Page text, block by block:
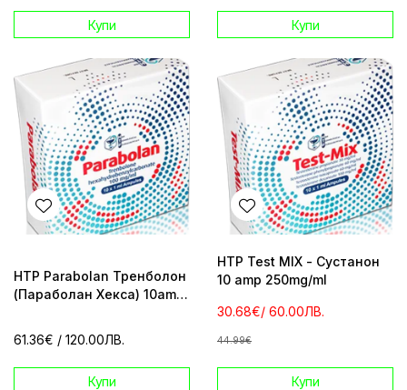
Купи Купи
HTP Parabolan Тренболон
(Параболан Хекса) 10amp
61.36€ / 120.00ЛВ.
Купи
HTP Test MIX - Сустанон
10 amp 250mg/ml
30.68€/ 60.00ЛВ.
44.99€
Купи